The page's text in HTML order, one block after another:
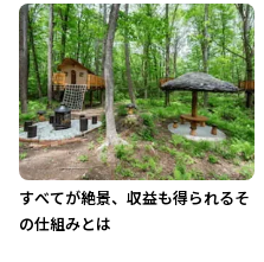
すべてが絶景、収益も得られるそ
の仕組みとは